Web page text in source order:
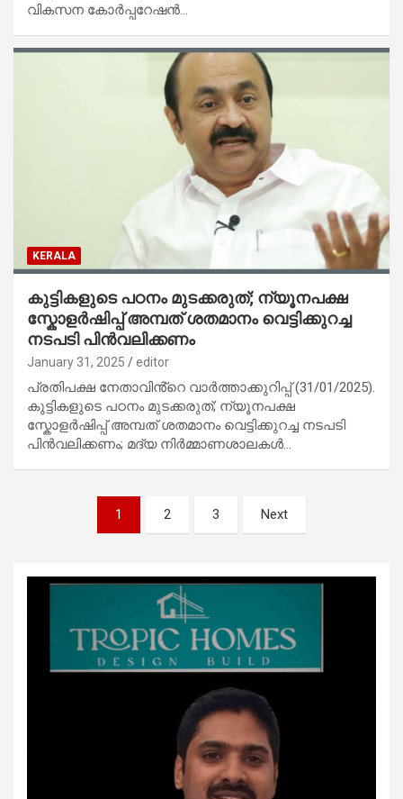
വികസന കോർപ്പറേഷൻ…
KERALA
കുട്ടികളുടെ പഠനം മുടക്കരുത്; ന്യൂനപക്ഷ
സ്കോളർഷിപ്പ് അമ്പത് ശതമാനം വെട്ടിക്കുറച്ച
നടപടി പിൻവലിക്കണം
January 31, 2025 editor
പ്രതിപക്ഷ നേതാവിൻ്റെ വാർത്താക്കുറിപ്പ് (31/01/2025).
കുട്ടികളുടെ പഠനം മുടക്കരുത്; ന്യൂനപക്ഷ
സ്കോളർഷിപ്പ് അമ്പത് ശതമാനം വെട്ടിക്കുറച്ച നടപടി
പിൻവലിക്കണം; മദ്യ നിർമ്മാണശാലകൾ…
pagination
1 2 3 Next